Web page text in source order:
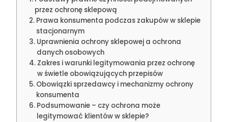
przez ochronę sklepową
Prawa konsumenta podczas zakupów w sklepie
stacjonarnym
Uprawnienia ochrony sklepowej a ochrona
danych osobowych
Zakres i warunki legitymowania przez ochronę
w świetle obowiązujących przepisów
Obowiązki sprzedawcy i mechanizmy ochrony
konsumenta
Podsumowanie – czy ochrona może
legitymować klientów w sklepie?